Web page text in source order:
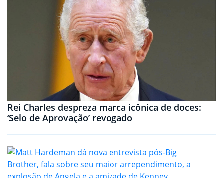
Rei Charles despreza marca icônica de doces:
‘Selo de Aprovação’ revogado